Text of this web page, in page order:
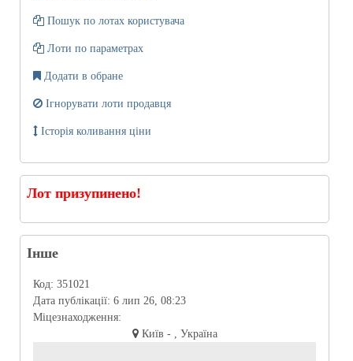
Пошук по лотах користувача
Лоти по параметрах
Додати в обране
Ігнорувати лоти продавця
Історія коливання ціни
Лот призупинено!
Інше
Код: 351021
Дата публікації: 6 лип 26, 08:23
Міцезнаходження:
Київ - , Україна